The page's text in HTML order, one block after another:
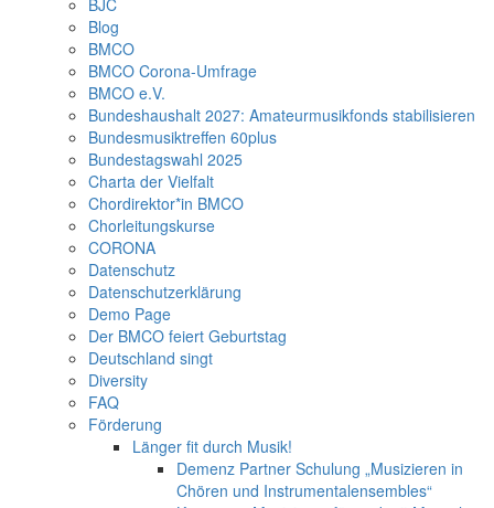
BJC
Blog
BMCO
BMCO Corona-Umfrage
BMCO e.V.
Bundeshaushalt 2027: Amateurmusikfonds stabilisieren
Bundesmusiktreffen 60plus
Bundestagswahl 2025
Charta der Vielfalt
Chordirektor*in BMCO
Chorleitungskurse
CORONA
Datenschutz
Datenschutzerklärung
Demo Page
Der BMCO feiert Geburtstag
Deutschland singt
Diversity
FAQ
Förderung
Länger fit durch Musik!
Demenz Partner Schulung „Musizieren in
Chören und Instrumentalensembles“